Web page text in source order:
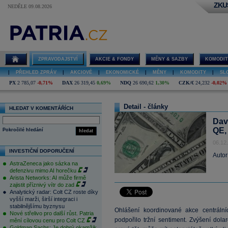
NEDĚLE 09.08.2026
ZPRAVODAJSTVÍ AKCIE & FONDY MĚNY & SAZBY
PŘEHLED ZPRÁV AKCIOVÉ EKONOMICKÉ MĚNY KOMODITY
PX 2 785,07 -0,71% DAX 26 319,45 0,69% NDQ 26 690,62 1,30% CZK/€ 24,232 -0,02%
HLEDAT V KOMENTÁŘÍCH
hledat
Pokročilé hledání
INVESTIČNÍ DOPORUČENÍ
AstraZeneca jako sázka na
defenzivu mimo AI horečku
Arista Networks: AI může firmě
zajistit příznivý vítr do zad
Analytický radar: Colt CZ roste díky
vyšší marži, širší integraci i
stabilnějšímu byznysu
Nové střelivo pro další růst. Patria
mění cílovou cenu pro Colt CZ
Detail - články
Ohlášení koordinované akce
podpořilo tržní sentiment. Zvýšení